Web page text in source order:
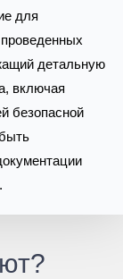
для
детальную
включая
безопасной